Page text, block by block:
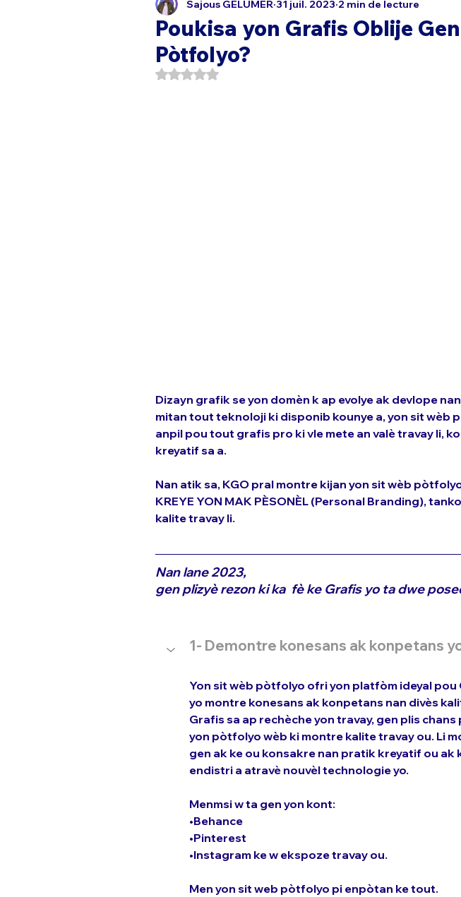
Poukisa yon Grafis Oblije
Pòtfolyo?
Sajous GELUMER 31 juil. 2023 2 min de lecture
Noté NaN étoiles sur 5.
Dizayn grafik se yon domèn k ap evolye ak devlope
mitan tout teknoloji ki disponib kounye a, yon sit wèb
anpil pou tout grafis pro ki vle mete an valè travay li,
kreyatif sa a.
Nan atik sa, KGO pral montre kijan yon sit wèb
KREYE YON MAK PÈSONÈL (Personal Branding),
kalite travay li.
Nan lane 2023,
gen plizyè rezon ki ka  fè ke Grafis yo ta dwe
1- Demontre konesans ak konpetans
Yon sit wèb pòtfolyo ofri yon platfòm ideyal pou
yo montre konesans ak konpetans nan divès
Grafis sa ap rechèche yon travay, gen plis
yon pòtfolyo wèb ki montre kalite travay ou. Li
gen ak ke ou konsakre nan pratik kreyatif ou ak
endistri a atravè nouvèl technologie yo.
Menmsi w ta gen yon kont:
•Behance
•Pinterest
•Instagram ke w ekspoze travay ou.
Men yon sit web pòtfolyo pi enpòtan ke tout.